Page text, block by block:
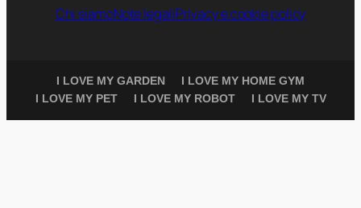
Chi siamoNote legaliPrivacy e cookie policy
I LOVE MY GARDEN
I LOVE MY HOME GYM
I LOVE MY PET
I LOVE MY ROBOT I LOVE MY TV